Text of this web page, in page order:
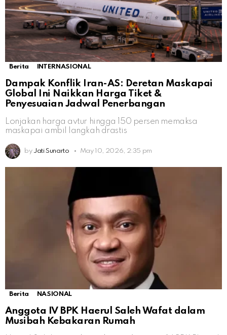
Berita INTERNASIONAL
Dampak Konflik Iran-AS: Deretan Maskapai
Global Ini Naikkan Harga Tiket &
Penyesuaian Jadwal Penerbangan
Lonjakan harga avtur hingga 150 persen memaksa
maskapai ambil langkah drastis
by Jati Sunarto May 10, 2026, 2:35 pm
Berita NASIONAL
Anggota IV BPK Haerul Saleh Wafat dalam
Musibah Kebakaran Rumah